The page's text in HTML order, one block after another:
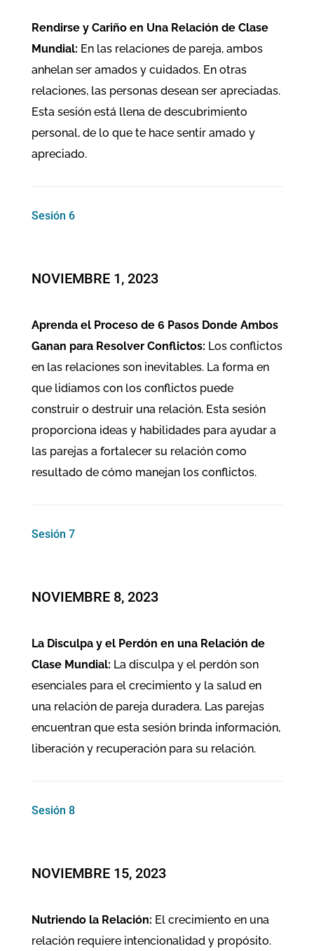
Rendirse y Cariño en Una Relación de Clase
Mundial: En las relaciones de pareja, ambos
anhelan ser amados y cuidados. En otras
relaciones, las personas desean ser apreciadas.
Esta sesión está llena de descubrimiento
personal, de lo que te hace sentir amado y
apreciado.
Sesión 6
NOVIEMBRE 1, 2023
Aprenda el Proceso de 6 Pasos Donde Ambos
Ganan para Resolver Conflictos: Los conflictos
en las relaciones son inevitables. La forma en
que lidiamos con los conflictos puede
construir o destruir una relación. Esta sesión
proporciona ideas y habilidades para ayudar a
las parejas a fortalecer su relación como
resultado de cómo manejan los conflictos.
Sesión 7
NOVIEMBRE 8, 2023
La Disculpa y el Perdón en una Relación de
Clase Mundial: La disculpa y el perdón son
esenciales para el crecimiento y la salud en
una relación de pareja duradera. Las parejas
encuentran que esta sesión brinda información,
liberación y recuperación para su relación.
Sesión 8
NOVIEMBRE 15, 2023
Nutriendo la Relación: El crecimiento en una
relación requiere intencionalidad y propósito.